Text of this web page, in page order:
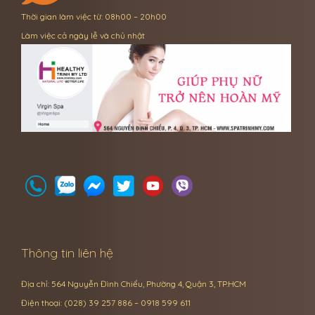
Thời gian làm việc từ: 08h00 – 20h00
Làm việc cả ngày lễ và chủ nhật
Thông tin liên hệ
Địa chỉ: 564 Nguyễn Đình Chiểu, Phường 4, Quận 3, TP.HCM
Điện thoại: (028) 39 257 886 – 0918 599 611